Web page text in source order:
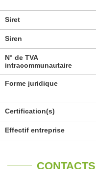
Siret
Siren
N° de TVA
intracommunautaire
Forme juridique
Certification(s)
Effectif entreprise